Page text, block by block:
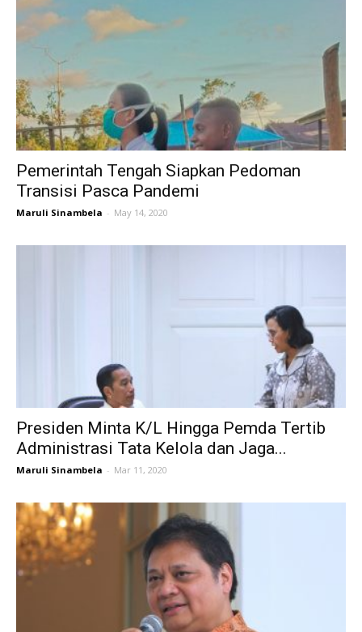
Pemerintah Tengah Siapkan Pedoman
Transisi Pasca Pandemi
Maruli Sinambela - May 14, 2020
Presiden Minta K/L Hingga Pemda Tertib
Administrasi Tata Kelola dan Jaga...
Maruli Sinambela - Mar 11, 2020